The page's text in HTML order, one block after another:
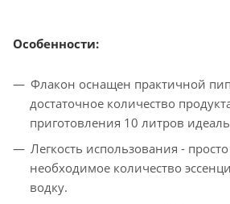
Особенности:
Флакон оснащен практичной
достаточное количество
приготовления 10 литров
Легкость использования -
необходимое количество
водку.